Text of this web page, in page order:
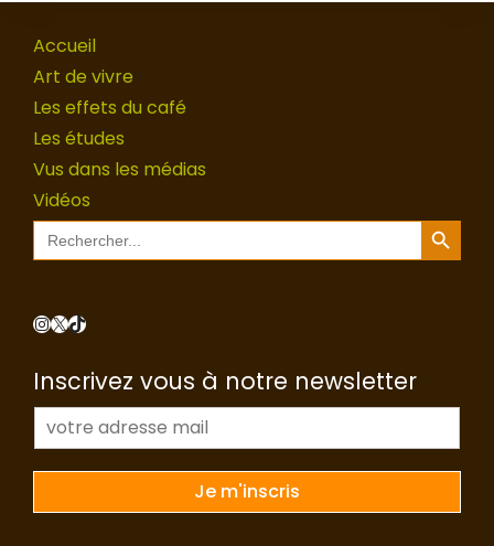
Accueil
Art de vivre
Les effets du café
Les études
Vus dans les médias
Vidéos
Search
for:
Search Button
Instagram
X TikTok
Inscrivez vous à notre newsletter
E
Je m'inscris